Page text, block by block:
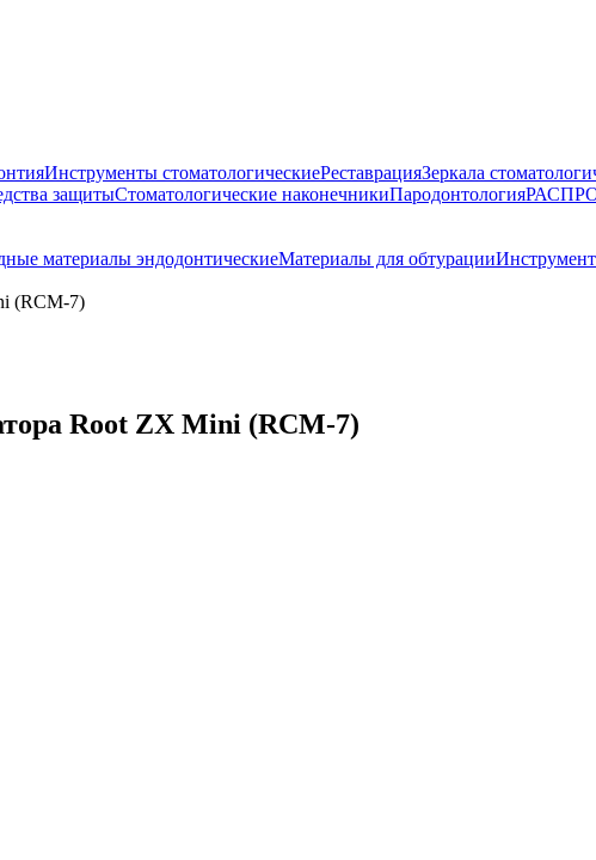
Инструменты стоматологическиеРеставрацияЗеркала
защитыСтоматологические наконечникиПародонтология
материалы эндодонтическиеМатериалы для обтурации
(RCM-7)
Root ZX Mini (RCM-7)